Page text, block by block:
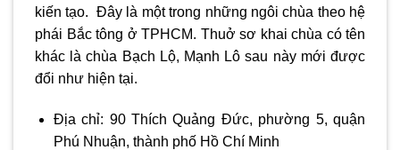
kiến tạo. Đây là một trong những ngôi chùa theo hệ
phái Bắc tông ở TPHCM. Thuở sơ khai chùa có tên
khác là chùa Bạch Lộ, Mạnh Lô sau này mới được
đổi như hiện tại.
Địa chỉ: 90 Thích Quảng Đức, phường 5, quận
Phú Nhuận, thành phố Hồ Chí Minh